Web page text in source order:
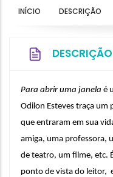
INÍCIO DESCRIÇÃO
DESCRIÇÃO
Para abrir uma janela é
Odilon Esteves traça um
que entraram em sua
amiga, uma professora,
de teatro, um filme, etc.
ponto de vista do leitor,